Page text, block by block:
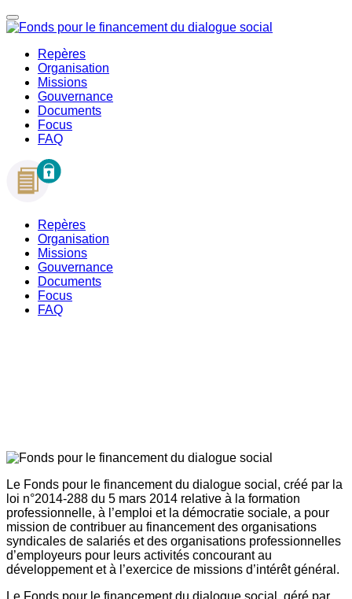
Repères
Organisation
Missions
Gouvernance
Documents
Focus
FAQ
Repères
Organisation
Missions
Gouvernance
Documents
Focus
FAQ
Le Fonds pour le financement du dialogue social, créé par la
loi n°2014-288 du 5 mars 2014 relative à la formation
professionnelle, à l’emploi et la démocratie sociale, a pour
mission de contribuer au financement des organisations
syndicales de salariés et des organisations professionnelles
d’employeurs pour leurs activités concourant au
développement et à l’exercice de missions d’intérêt général.
Le Fonds pour le financement du dialogue social, géré par